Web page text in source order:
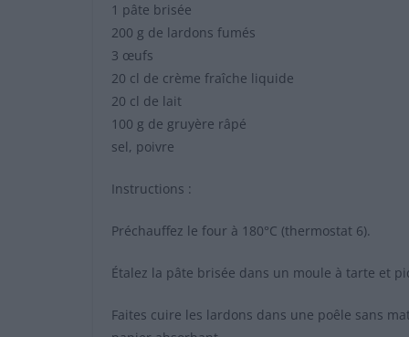
1 pâte brisée
200 g de lardons fumés
3 œufs
20 cl de crème fraîche liquide
20 cl de lait
100 g de gruyère râpé
sel, poivre
Instructions :
Préchauffez le four à 180°C (thermostat 6).
Étalez la pâte brisée dans un moule à tarte et
Faites cuire les lardons dans une poêle sans